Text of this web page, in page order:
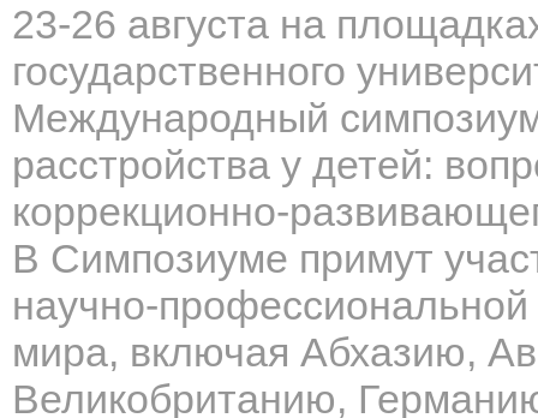
23-26 августа на
государственного
Международный
расстройства у детей:
коррекционно-
В Симпозиуме примут
научно-
мира, включая Абхазию,
Великобританию,